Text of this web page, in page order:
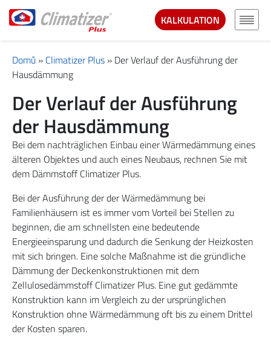
KALKULATION
Domů » Climatizer Plus » Der Verlauf der Ausführung der
Hausdämmung
Der Verlauf der Ausführung
der Hausdämmung
Bei dem nachträglichen Einbau einer Wärmedämmung eines
älteren Objektes und auch eines Neubaus, rechnen Sie mit
dem Dämmstoff Climatizer Plus.
Bei der Ausführung der der Wärmedämmung bei
Familienhäusern ist es immer vom Vorteil bei Stellen zu
beginnen, die am schnellsten eine bedeutende
Energieeinsparung und dadurch die Senkung der Heizkosten
mit sich bringen. Eine solche Maßnahme ist die gründliche
Dämmung der Deckenkonstruktionen mit dem
Zellulosedämmstoff Climatizer Plus. Eine gut gedämmte
Konstruktion kann im Vergleich zu der ursprünglichen
Konstruktion ohne Wärmedämmung oft bis zu einem Drittel
der Kosten sparen.